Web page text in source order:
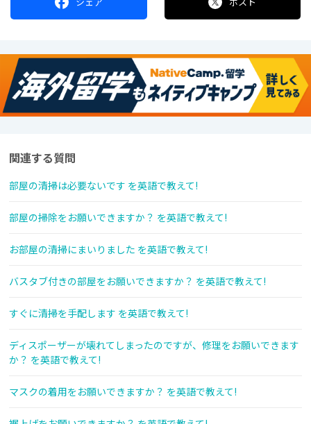
関連する質問
部屋の清掃は必要ないです を英語で教えて!
部屋の掃除をお願いできますか？ を英語で教えて!
お部屋の清掃にまいりました を英語で教えて!
バスタブ付きの部屋をお願いできますか？ を英語で教えて!
すぐに清掃を手配します を英語で教えて!
ディスポーザーが壊れてしまったのですが、修理をお願いできます
か？ を英語で教えて!
マスクの着用をお願いできますか？ を英語で教えて!